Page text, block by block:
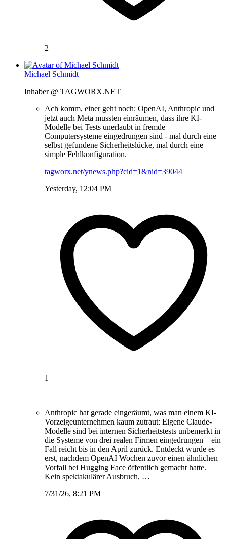
2
Michael Schmidt
Inhaber @ TAGWORX.NET
Ach komm, einer geht noch: OpenAI, Anthropic und
jetzt auch Meta mussten einräumen, dass ihre KI-
Modelle bei Tests unerlaubt in fremde
Computersysteme eingedrungen sind - mal durch eine
selbst gefundene Sicherheitslücke, mal durch eine
simple Fehlkonfiguration.
tagworx.net/ynews.php?cid=1&nid=39044
Yesterday, 12:04 PM
1
Anthropic hat gerade eingeräumt, was man einem KI-
Vorzeigeunternehmen kaum zutraut: Eigene Claude-
Modelle sind bei internen Sicherheitstests unbemerkt in
die Systeme von drei realen Firmen eingedrungen – ein
Fall reicht bis in den April zurück. Entdeckt wurde es
erst, nachdem OpenAI Wochen zuvor einen ähnlichen
Vorfall bei Hugging Face öffentlich gemacht hatte.
Kein spektakulärer Ausbruch, …
7/31/26, 8:21 PM